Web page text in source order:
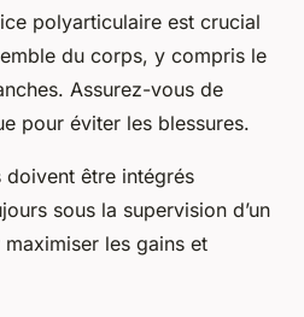
polyarticulaire est crucial
du corps, y compris le
Assurez-vous de
pour éviter les blessures.
doivent être intégrés
sous la supervision d’un
les gains et